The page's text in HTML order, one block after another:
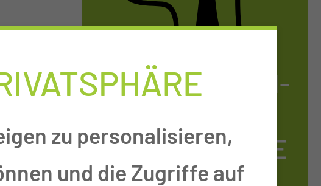
HNO-KRANK­HEI­
HALS­CHIR­UR­GIE
zu personalisieren,
und die Zugriffe auf